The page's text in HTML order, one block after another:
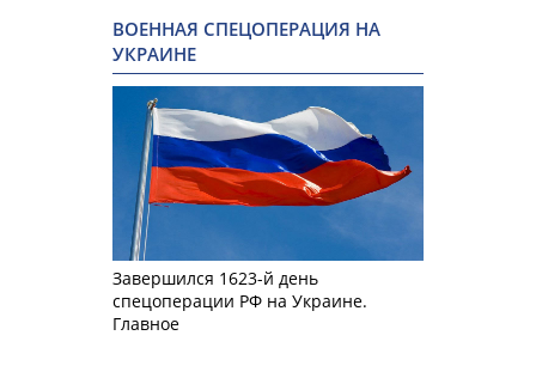
ВОЕННАЯ СПЕЦОПЕРАЦИЯ НА
УКРАИНЕ
Завершился 1623-й день
спецоперации РФ на Украине.
Главное